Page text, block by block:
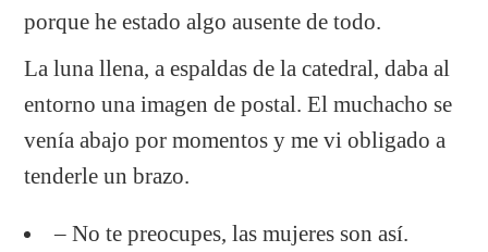
porque he estado algo ausente de todo.
La luna llena, a espaldas de la catedral, daba al
entorno una imagen de postal. El muchacho se
venía abajo por momentos y me vi obligado a
tenderle un brazo.
– No te preocupes, las mujeres son así.